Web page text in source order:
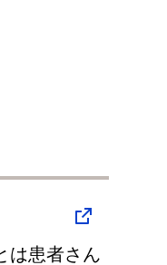
は患者さん